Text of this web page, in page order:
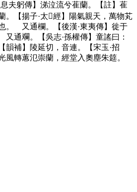
夫躬傳】涕泣流兮萑蘭。【註】萑
【揚子·太𤣥經】陽氣親天，萬物芄
。 又通欄。【後漢·東夷傳】徙于
通斕。【吳志·孫權傳】童謠曰：
補】陵延切，音連。【宋玉·招
風轉蕙氾崇蘭，經堂入奧塵朱筵。